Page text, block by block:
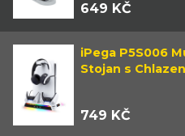
649 KČ
iPega P5S006
Stojan s
749 KČ